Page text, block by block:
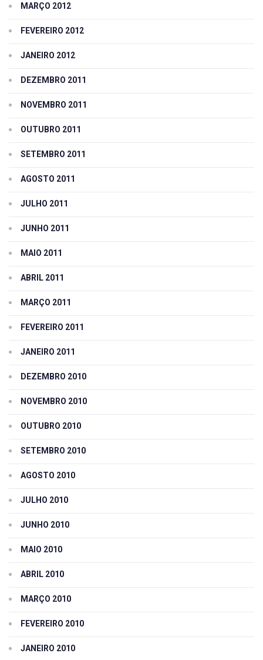
MARÇO 2012
FEVEREIRO 2012
JANEIRO 2012
DEZEMBRO 2011
NOVEMBRO 2011
OUTUBRO 2011
SETEMBRO 2011
AGOSTO 2011
JULHO 2011
JUNHO 2011
MAIO 2011
ABRIL 2011
MARÇO 2011
FEVEREIRO 2011
JANEIRO 2011
DEZEMBRO 2010
NOVEMBRO 2010
OUTUBRO 2010
SETEMBRO 2010
AGOSTO 2010
JULHO 2010
JUNHO 2010
MAIO 2010
ABRIL 2010
MARÇO 2010
FEVEREIRO 2010
JANEIRO 2010